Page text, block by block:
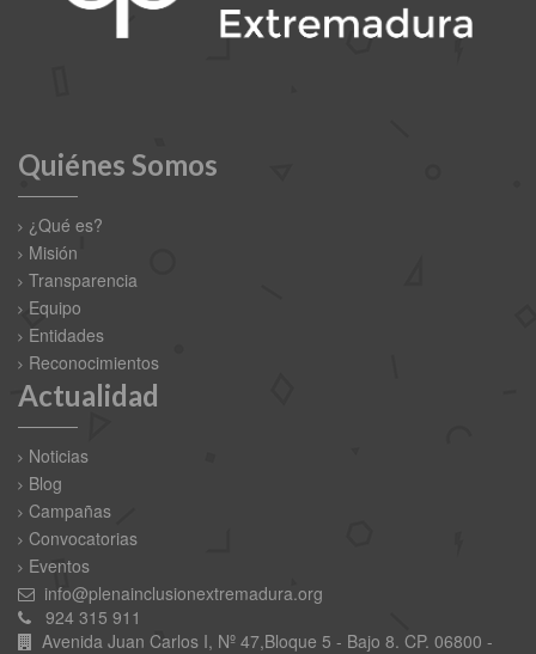
Quiénes Somos
¿Qué es?
Misión
Transparencia
Equipo
Entidades
Reconocimientos
Actualidad
Noticias
Blog
Campañas
Convocatorias
Eventos
info@plenainclusionextremadura.org
924 315 911
Avenida Juan Carlos I, Nº 47,Bloque 5 - Bajo 8. CP. 06800 -